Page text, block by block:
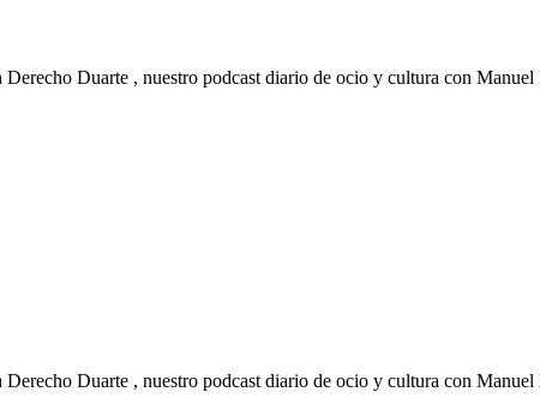
Duarte , nuestro podcast diario de ocio y cultura con
Duarte , nuestro podcast diario de ocio y cultura con